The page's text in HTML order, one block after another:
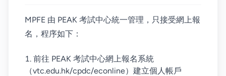
MPFE 由 PEAK 考試中心統一管理，只接受網上報
名，程序如下：
前往 PEAK 考試中心網上報名系統
（vtc.edu.hk/cpdc/econline）建立個人帳戶